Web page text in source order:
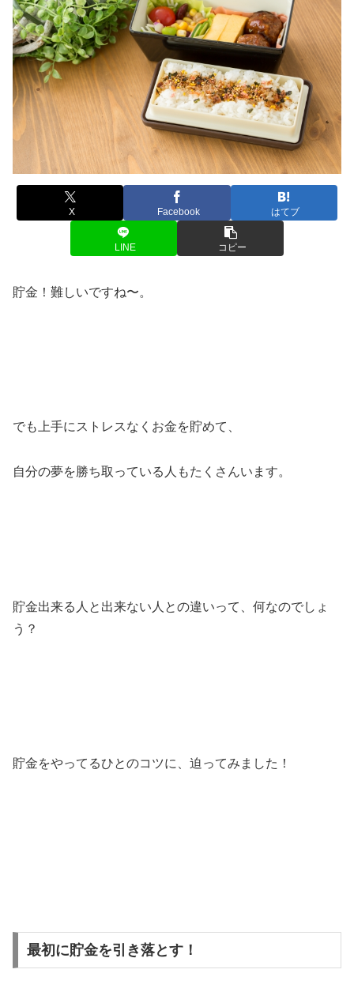
X Facebook はてブ
LINE コピー
貯金！難しいですね〜。
でも上手にストレスなくお金を貯めて、
自分の夢を勝ち取っている人もたくさんいます。
貯金出来る人と出来ない人との違いって、何なのでしょ
う？
貯金をやってるひとのコツに、迫ってみました！
最初に貯金を引き落とす！